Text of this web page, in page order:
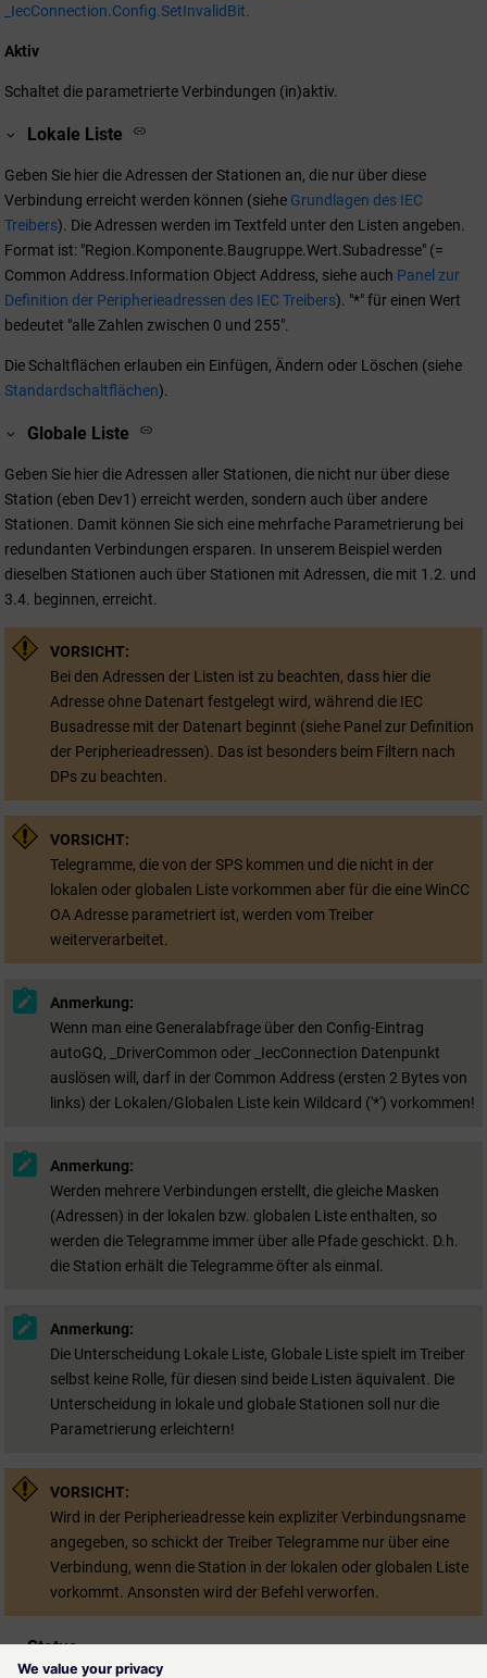
_IecConnection.Config.SetInvalidBit.
Aktiv
Schaltet die parametrierte Verbindungen (in)aktiv.
Lokale Liste
Geben Sie hier die Adressen der Stationen an, die nur über diese
Verbindung erreicht werden können (siehe Grundlagen des IEC
Treibers). Die Adressen werden im Textfeld unter den Listen angeben.
Format ist: "Region.Komponente.Baugruppe.Wert.Subadresse" (=
Common Address.Information Object Address, siehe auch Panel zur
Definition der Peripherieadressen des IEC Treibers). "*" für einen Wert
bedeutet "alle Zahlen zwischen 0 und 255".
Die Schaltflächen erlauben ein Einfügen, Ändern oder Löschen (siehe
Standardschaltflächen).
Globale Liste
Geben Sie hier die Adressen aller Stationen, die nicht nur über diese
Station (eben Dev1) erreicht werden, sondern auch über andere
Stationen. Damit können Sie sich eine mehrfache Parametrierung bei
redundanten Verbindungen ersparen. In unserem Beispiel werden
dieselben Stationen auch über Stationen mit Adressen, die mit 1.2. und
3.4. beginnen, erreicht.
VORSICHT:
Bei den Adressen der Listen ist zu beachten, dass hier die
Adresse ohne Datenart festgelegt wird, während die IEC
Busadresse mit der Datenart beginnt (siehe Panel zur Definition
der Peripherieadressen). Das ist besonders beim Filtern nach
DPs zu beachten.
VORSICHT:
Telegramme, die von der SPS kommen und die nicht in der
lokalen oder globalen Liste vorkommen aber für die eineWinCC
OA Adresse parametriert ist, werden vom Treiber
weiterverarbeitet.
Anmerkung:
Wenn man eine Generalabfrage über den Config-Eintrag
autoGQ, _DriverCommon oder _IecConnection Datenpunkt
auslösen will, darf in der Common Address (ersten 2 Bytes von
links) der Lokalen/Globalen Liste kein Wildcard ('*') vorkommen!
Anmerkung:
Werden mehrere Verbindungen erstellt, die gleiche Masken
(Adressen) in der lokalen bzw. globalen Liste enthalten, so
werden die Telegramme immer über alle Pfade geschickt. D.h.
die Station erhält die Telegramme öfter als einmal.
Anmerkung:
Die Unterscheidung Lokale Liste, Globale Liste spielt im Treiber
selbst keine Rolle, für diesen sind beide Listen äquivalent. Die
Unterscheidung in lokale und globale Stationen soll nur die
Parametrierung erleichtern!
VORSICHT:
Wird in der Peripherieadresse kein expliziter Verbindungsname
angegeben, so schickt der Treiber Telegramme nur über eine
Verbindung, wenn die Station in der lokalen oder globalen Liste
vorkommt. Ansonsten wird der Befehl verworfen.
Status